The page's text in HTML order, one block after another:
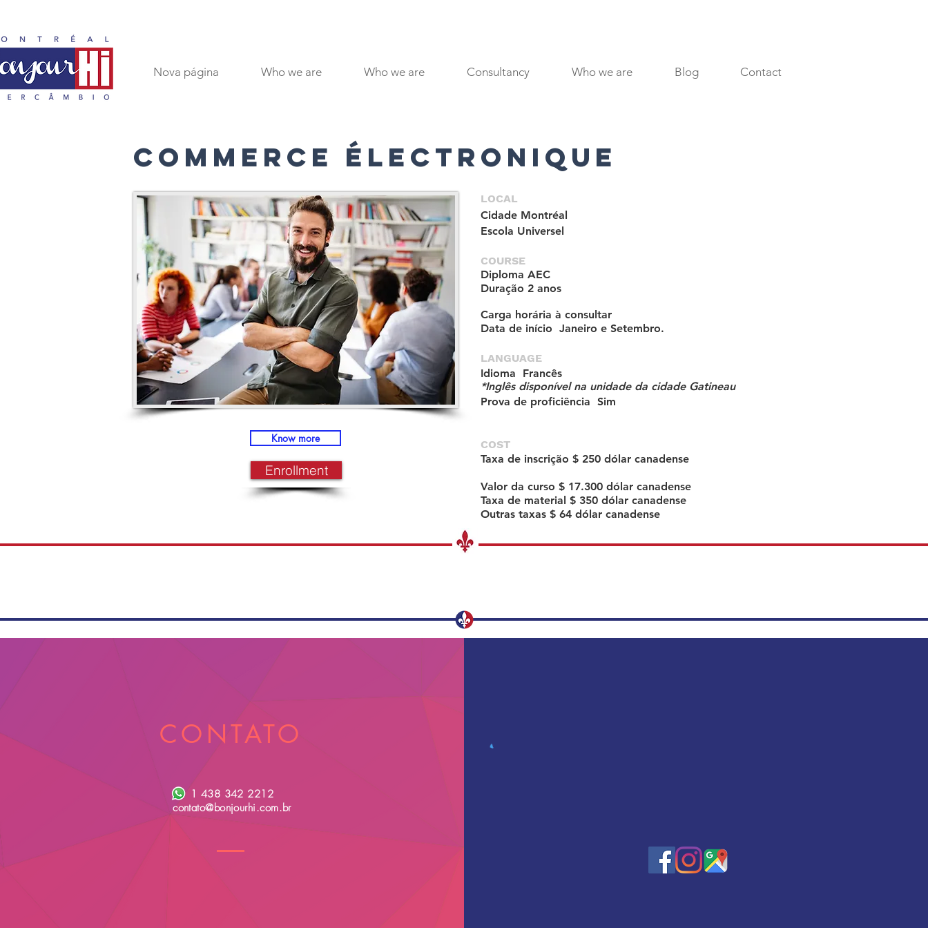
Nova página Who we are Who we are Consultancy Who we are Blog Contact
COMMERCE ÉLECTRONIQUE
Know more
Enrollment
LOCAL
Cidade Montréal
Escola Universel
COURSE
Diploma AEC
Duração 2 anos
Carga horária à consultar
Data de início Janeiro e Setembro.
LANGUAGE
Idioma Francês
*Inglês disponível na unidade da cidade Gatineau
Prova de proficiência Sim
COST
Taxa de inscrição $ 250 dólar canadense
Valor da curso $ 17.300 dólar canadense
Taxa de material $ 350 dólar canadense
Outras taxas $ 64 dólar canadense
CONTATO
1 438 342 2212
contato@bonjourhi.com.br